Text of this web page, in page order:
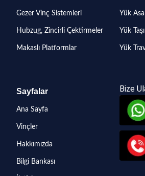
Gezer Vinç Sistemleri
Hubzug, Zincirli Çektirmeler
Makaslı Platformlar
Yük
Yük
Yük
Sayfalar
Ana Sayfa
Vinçler
Hakkımızda
Bilgi Bankası
Bize